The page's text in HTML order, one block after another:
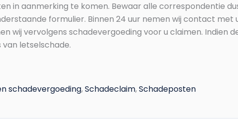
in aanmerking te komen. Bewaar alle correspondentie
formulier. Binnen 24 uur nemen wij contact met
wij vervolgens schadevergoeding voor u claimen. Indien
letselschade.
schadevergoeding,Schadeclaim,Schadeposten